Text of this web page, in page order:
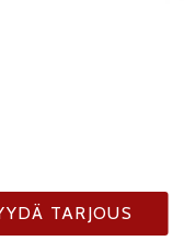
TARJOUS